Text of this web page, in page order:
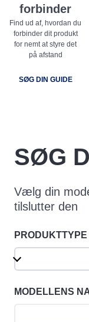
forbinder
Find ud af, hvordan du
forbinder dit produkt
for nemt at styre det
på afstand
SØG DIN GUIDE
SØG
Vælg din
tilslutter den
PRODUKTTYPE
MODELLENS